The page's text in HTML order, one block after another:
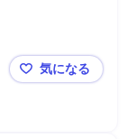
【シニアソ
気になる